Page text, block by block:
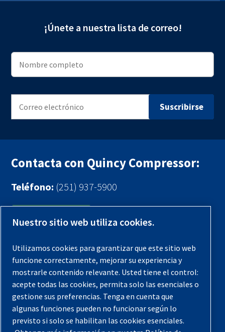
¡Únete a nuestra lista de correo!
Contacta con Quincy Compressor:
Teléfono: (251) 937-5900
Contáctenos
Registra tu compresor
Aviso legal
Garantías
Política de privacidad
Términos y Condiciones
Nuestro sitio web utiliza cookies.
Utilizamos cookies para garantizar que este sitio web
funcione correctamente, mejorar su experiencia y
mostrarle contenido relevante. Usted tiene el control:
acepte todas las cookies, permita solo las esenciales o
gestione sus preferencias. Tenga en cuenta que
algunas funciones pueden no funcionar según lo
previsto si solo se habilitan las cookies esenciales.